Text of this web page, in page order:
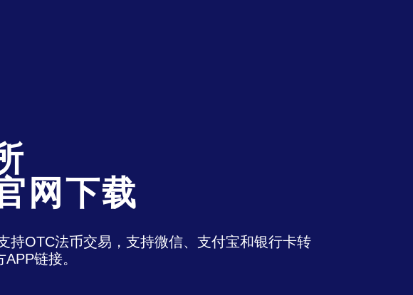
网下载
持OTC法币交易，支持微信、支付宝和银行卡转
链接。